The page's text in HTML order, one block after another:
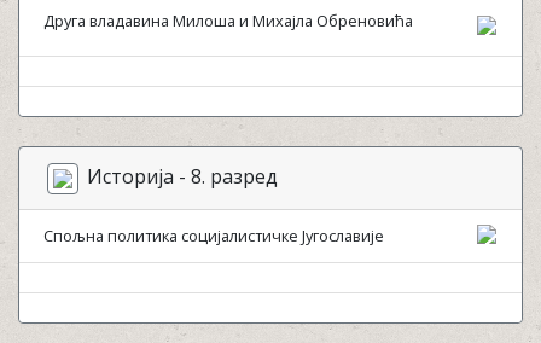
Друга владавина Милоша и Михајла Обреновића
Историја - 8. разред
Спољна политика социјалистичке Југославије